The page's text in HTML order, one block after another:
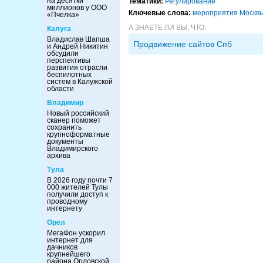
миллионов у ООО
«Пчелка»
Калуга
Владислав Шапша
и Андрей Никитин
обсудили
перспективы
развития отрасли
беспилотных
систем в Калужской
области
Владимир
Новый российский
сканер поможет
сохранить
крупноформатные
документы
Владимирского
архива
Тула
В 2026 году почти 7
000 жителей Тулы
получили доступ к
проводному
интернету
Орел
МегаФон ускорил
интернет для
дачников
крупнейшего
района Орловской
Ключевые слова: мероприятия
А ЗНАЕТЕ ЛИ ВЫ, ЧТО:
Продвижение сайтов Спб